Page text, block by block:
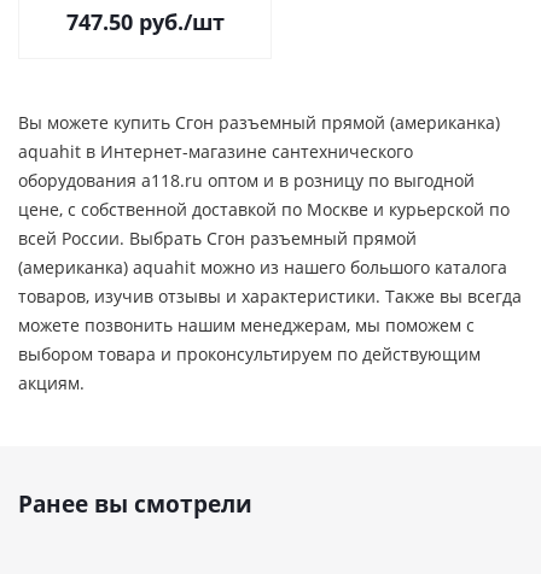
747.50руб./шт
Вы можете купить Сгон разъемный прямой (американка)
aquahit в Интернет-магазине сантехнического
оборудования a118.ru оптом и в розницу по выгодной
цене, c собственной доставкой по Москве и курьерской по
всей России. Выбрать Сгон разъемный прямой
(американка) aquahit можно из нашего большого каталога
товаров, изучив отзывы и характеристики. Также вы всегда
можете позвонить нашим менеджерам, мы поможем с
выбором товара и проконсультируем по действующим
акциям.
Ранее вы смотрели